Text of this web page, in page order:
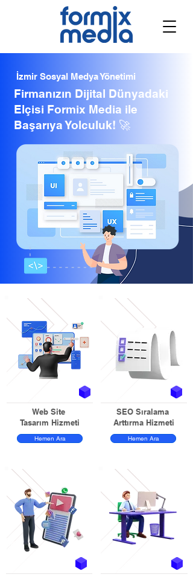
İzmir Sosyal Medya Yönetimi
Firmanızın Dijital Dünyadaki
Elçisi Formix Media ile
Başarıya Yolculuk! 🚀
Web Site
Tasarım Hizmeti
Hemen Ara
SEO Sıralama
Arttırma Hizmeti
Hemen Ara